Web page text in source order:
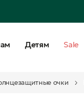
Детям Sale
очки